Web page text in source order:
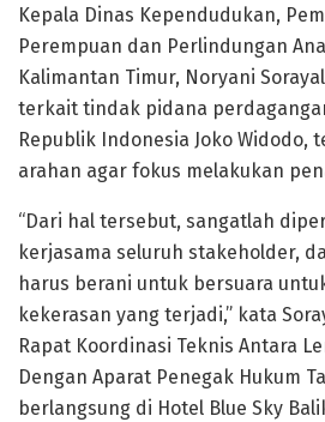
Kepala Dinas Kependudukan,
Perempuan dan Perlindungan
Kalimantan Timur, Noryani
terkait tindak pidana
Republik Indonesia Joko Widodo,
arahan agar fokus melakukan
“Dari hal tersebut, sangatlah
kerjasama seluruh stakeholder,
harus berani untuk bersuara
kekerasan yang terjadi,” kata
Rapat Koordinasi Teknis Antara
Dengan Aparat Penegak Hukum
berlangsung di Hotel Blue Sky